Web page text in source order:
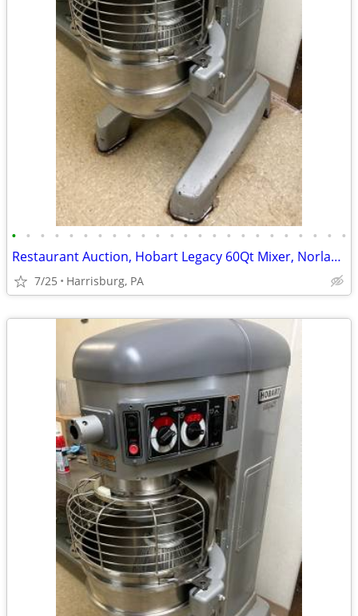
• • • • • • • • • • • • • • • • • • • • • • • •
Restaurant Auction, Hobart Legacy 60Qt Mixer, Norlake Walk-in Freezer
7/25 Harrisburg, PA